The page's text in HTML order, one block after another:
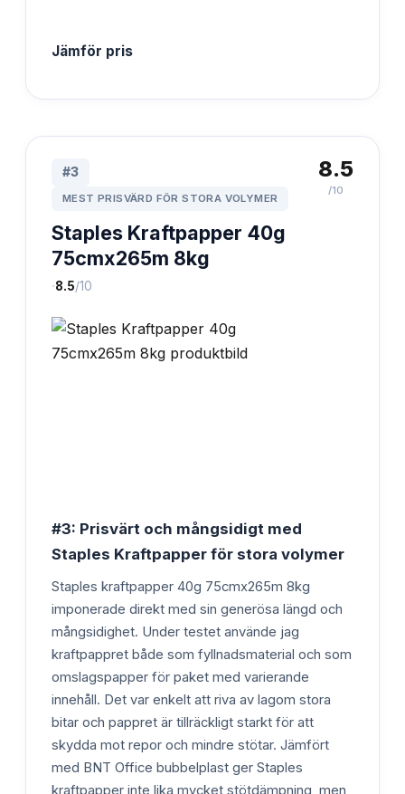
Jämför pris
#3
MEST PRISVÄRD FÖR STORA VOLYMER
Staples Kraftpapper 40g
75cmx265m 8kg
·8.5/10
8.5
/10
#3: Prisvärt och mångsidigt med
Staples Kraftpapper för stora volymer
Staples kraftpapper 40g 75cmx265m 8kg
imponerade direkt med sin generösa längd och
mångsidighet. Under testet använde jag
kraftpappret både som fyllnadsmaterial och som
omslagspapper för paket med varierande
innehåll. Det var enkelt att riva av lagom stora
bitar och pappret är tillräckligt starkt för att
skydda mot repor och mindre stötar. Jämfört
med BNT Office bubbelplast ger Staples
kraftpapper inte lika mycket stötdämpning, men